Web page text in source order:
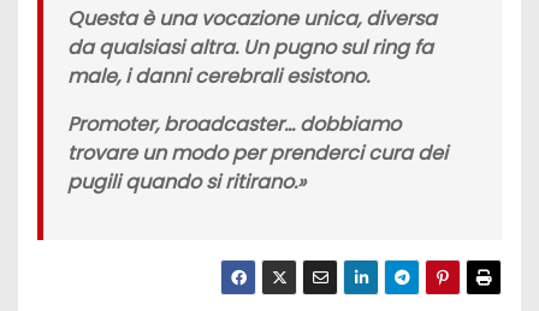
Questa è una vocazione unica, diversa
da qualsiasi altra. Un pugno sul ring fa
male, i danni cerebrali esistono.
Promoter, broadcaster… dobbiamo
trovare un modo per prenderci cura dei
pugili quando si ritirano.»